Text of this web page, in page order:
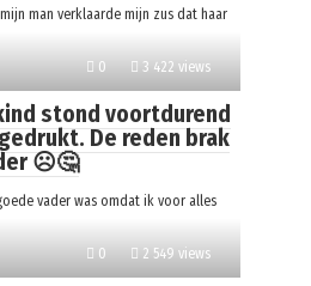
man verklaarde mijn zus dat haar
0 3 422 views
stond voortdurend
De reden brak
☹️🤔
vader was omdat ik voor alles
0 2 549 views